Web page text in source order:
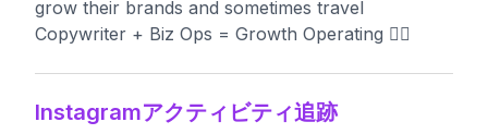
grow their brands and sometimes travel
Copywriter + Biz Ops = Growth Operating 👇🏻
Instagramアクティビティ追跡